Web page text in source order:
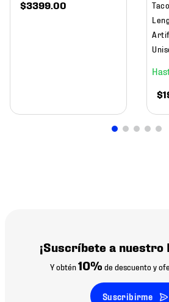
$3399.00
$
¡Suscríbete a
Y obtén10% de descuento y
Suscribirme